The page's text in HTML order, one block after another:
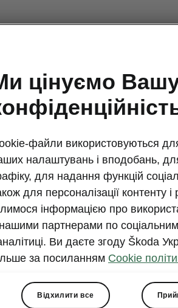
Акцію Škoda
до 20% на оригінальні
цінуємо
файли використовуються
налаштувань і вподобань,
для надання функцій
для персоналізації контенту
інформацією про
партнерами по
Ви даєте згоду Škoda
за посиланням Cookie
Відхилити все